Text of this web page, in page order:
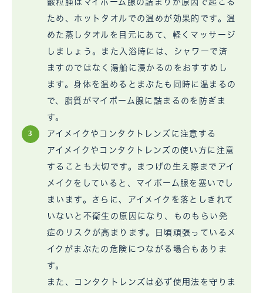
霰粒腫はマイボーム腺の詰まりが原因で起こる
ため、ホットタオルでの温めが効果的です。温
めた蒸しタオルを目元にあて、軽くマッサージ
しましょう。また入浴時には、シャワーで済
ますのではなく湯船に浸かるのをおすすめし
ます。身体を温めるとまぶたも同時に温まるの
で、脂質がマイボーム腺に詰まるのを防ぎま
す。
アイメイクやコンタクトレンズに注意する
アイメイクやコンタクトレンズの使い方に注意
することも大切です。まつげの生え際までアイ
メイクをしていると、マイボーム腺を塞いでし
まいます。さらに、アイメイクを落としきれて
いないと不衛生の原因になり、ものもらい発
症のリスクが高まります。日頃頑張っているメ
イクがまぶたの危険につながる場合もありま
す。
また、コンタクトレンズは必ず使用法を守りま